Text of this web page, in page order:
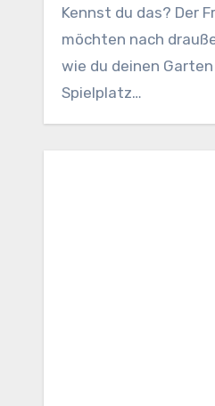
Kennst du das? Der
möchten nach
wie du deinen
Spielplatz…